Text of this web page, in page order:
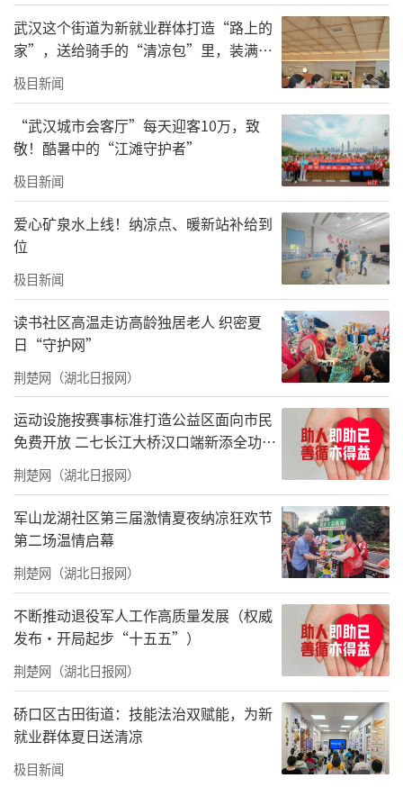
武汉这个街道为新就业群体打造“路上的
家”，送给骑手的“清凉包”里，装满了
城市的善意与细节
极目新闻
“武汉城市会客厅”每天迎客10万，致
敬！酷暑中的“江滩守护者”
极目新闻
爱心矿泉水上线！纳凉点、暖新站补给到
位
极目新闻
读书社区高温走访高龄独居老人 织密夏
日“守护网”
荆楚网（湖北日报网）
运动设施按赛事标准打造公益区面向市民
免费开放 二七长江大桥汉口端新添全功能
体育公园
荆楚网（湖北日报网）
军山龙湖社区第三届激情夏夜纳凉狂欢节
第二场温情启幕
荆楚网（湖北日报网）
不断推动退役军人工作高质量发展（权威
发布·开局起步“十五五”）
荆楚网（湖北日报网）
硚口区古田街道：技能法治双赋能，为新
就业群体夏日送清凉
极目新闻